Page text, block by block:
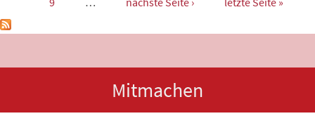
Mitmachen